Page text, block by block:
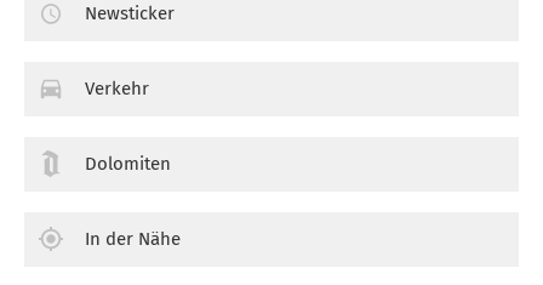
Newsticker
Verkehr
Dolomiten
In der Nähe